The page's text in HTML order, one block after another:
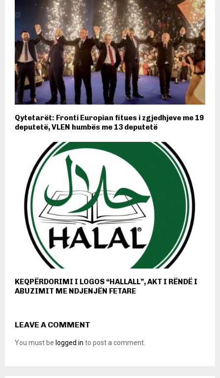
Qytetarët: Fronti Europian fitues i zgjedhjeve me 19
deputetë, VLEN humbës me 13 deputetë
KEQPËRDORIMI I LOGOS “HALLALL”, AKT I RËNDË I
ABUZIMIT ME NDJENJËN FETARE
LEAVE A COMMENT
You must be logged in to post a comment.